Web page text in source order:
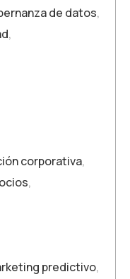
de datos,
,
corporativa,
,
predictivo,